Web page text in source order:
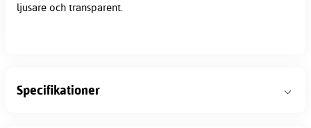
ljusare och transparent.
Specifikationer